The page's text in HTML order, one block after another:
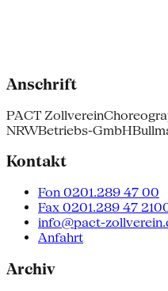
Anschrift
PACT Zollverein
NRWBetriebs-GmbH
Kontakt
Fon 0201.289 47 00
Fax 0201.289 47
info@pact-
Anfahrt
Archiv